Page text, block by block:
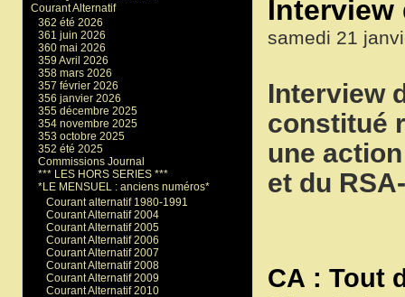
Interview
samedi 21
Interview
constitué
une
et du
CA : Tout
Courant Alternatif
362 été 2026
361 juin 2026
360 mai 2026
359 Avril 2026
358 mars 2026
357 février 2026
356 janvier 2026
355 décembre 2025
354 novembre 2025
353 octobre 2025
352 été 2025
Commissions Journal
*** LES HORS SERIES ***
*LE MENSUEL : anciens numéros*
Courant alternatif 1980-1991
Courant Alternatif 2004
Courant Alternatif 2005
Courant Alternatif 2006
Courant Alternatif 2007
Courant Alternatif 2008
Courant Alternatif 2009
Courant Alternatif 2010